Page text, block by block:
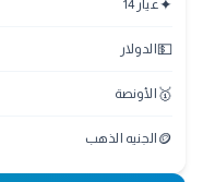
✦عيار 14
💵الدولار
🥇 الأونصة
🪙 الجنيه الذهب